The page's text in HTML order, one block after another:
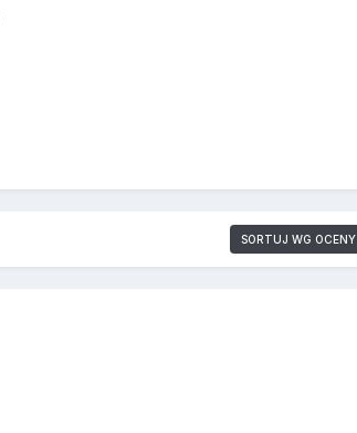
SORTUJ WG OCENY